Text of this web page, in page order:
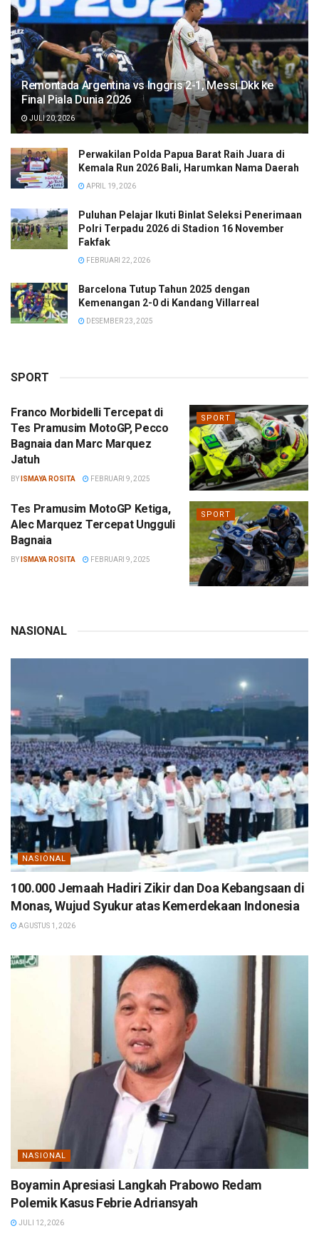
Remontada Argentina vs Inggris 2-1, Messi Dkk ke
Final Piala Dunia 2026
JULI 20, 2026
Perwakilan Polda Papua Barat Raih Juara di
Kemala Run 2026 Bali, Harumkan Nama Daerah
APRIL 19, 2026
Puluhan Pelajar Ikuti Binlat Seleksi Penerimaan
Polri Terpadu 2026 di Stadion 16 November
Fakfak
FEBRUARI 22, 2026
Barcelona Tutup Tahun 2025 dengan
Kemenangan 2-0 di Kandang Villarreal
DESEMBER 23, 2025
SPORT
SPORT
Franco Morbidelli Tercepat di
Tes Pramusim MotoGP, Pecco
Bagnaia dan Marc Marquez
Jatuh
BY ISMAYA ROSITA FEBRUARI 9, 2025
SPORT
Tes Pramusim MotoGP Ketiga,
Alec Marquez Tercepat Ungguli
Bagnaia
BY ISMAYA ROSITA FEBRUARI 9, 2025
NASIONAL
NASIONAL
100.000 Jemaah Hadiri Zikir dan Doa Kebangsaan di
Monas, Wujud Syukur atas Kemerdekaan Indonesia
AGUSTUS 1, 2026
NASIONAL
Boyamin Apresiasi Langkah Prabowo Redam
Polemik Kasus Febrie Adriansyah
JULI 12, 2026